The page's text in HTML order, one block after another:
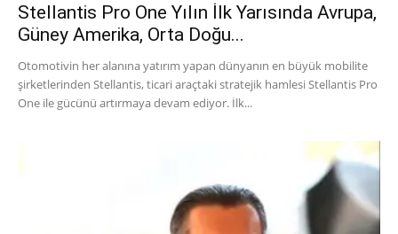
Stellantis Pro One Yılın İlk Yarısında Avrupa,
Güney Amerika, Orta Doğu...
Otomotivin her alanına yatırım yapan dünyanın en büyük mobilite
şirketlerinden Stellantis, ticari araçtaki stratejik hamlesi Stellantis Pro
One ile gücünü artırmaya devam ediyor. İlk...